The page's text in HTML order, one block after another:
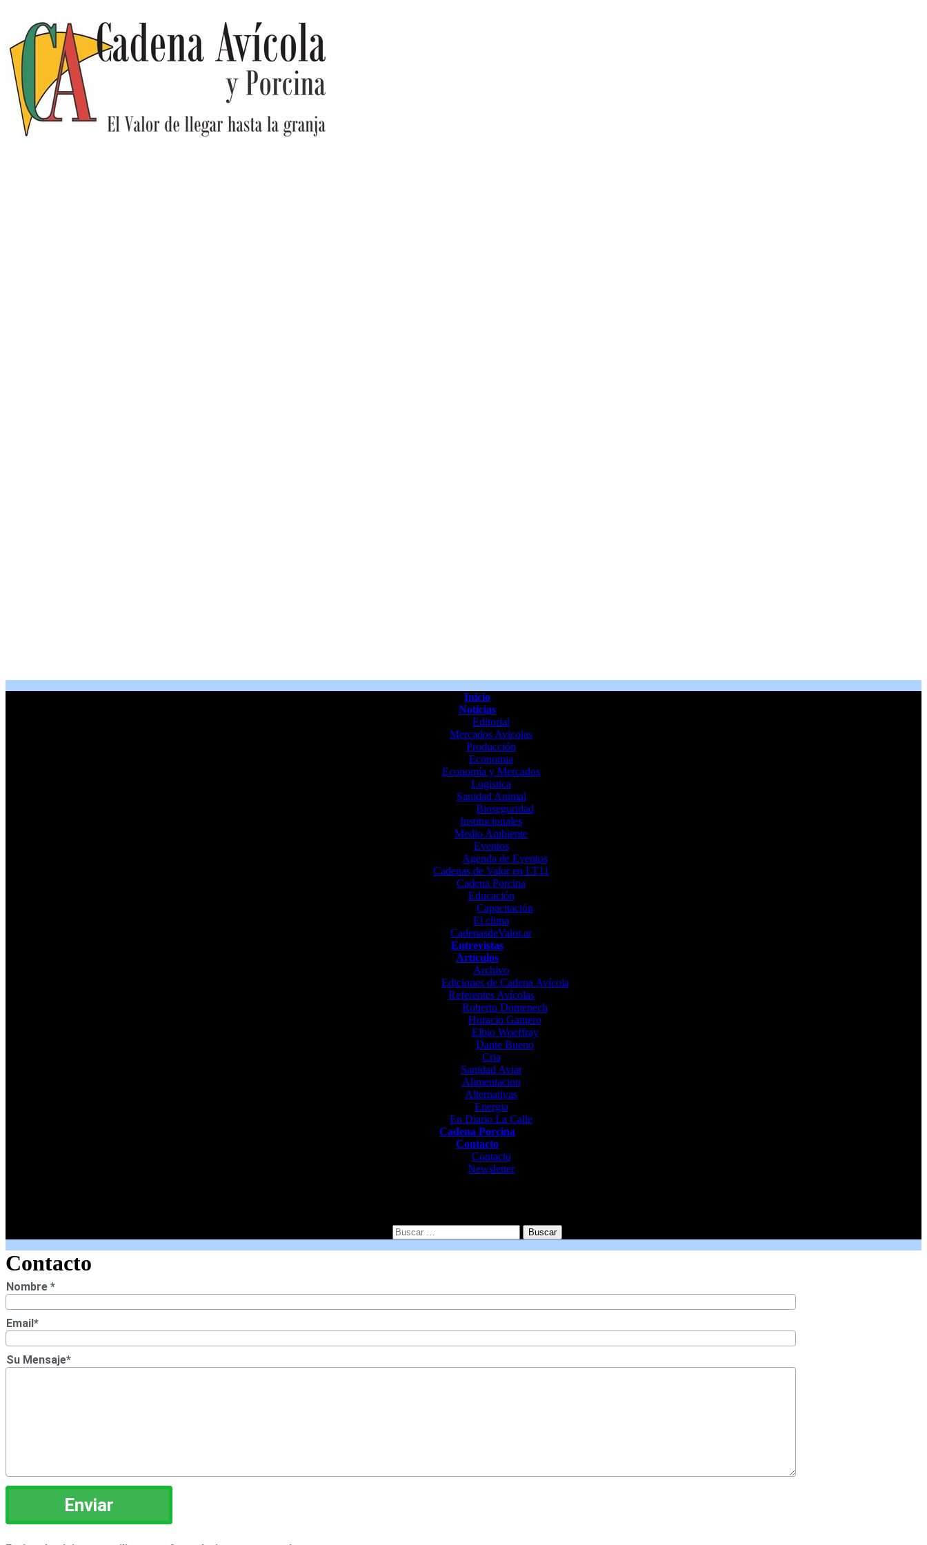
contenido
Inicio
Noticias
Editorial
Mercados Avicolas
Producción
Economia
Economía y Mercados
Logistica
Sanidad Animal
Bioseguridad
Institucionales
Medio Ambiente
Eventos
Agenda de Eventos
Cadenas de Valor en LT11
Cadena Porcina
Educación
Capacitación
El clima
CadenasdeValor.ar
Entrevistas
Artículos
Archivo
Ediciones de Cadena Avícola
Referentes Avícolas
Roberto Domenech
Horacio Gamero
Elbio Woeffray
Dante Bueno
Cria
Sanidad Aviar
Alimentacion
Alternativas
Energia
En Diario La Calle
Cadena Porcina
Contacto
Contacto
Newsletter
Buscar:
Contacto
Nombre *
Email*
Su Mensaje*
Enviar